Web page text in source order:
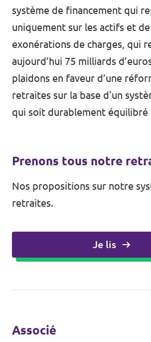
système de financement qui
uniquement sur les actifs et
exonérations de charges, qui
aujourd’hui 75 milliards
plaidons en faveur d’une
retraites sur la base d'un
qui soit durablement équilibré
Prenons tous notre
Nos propositions sur notre
retraites.
Je lis
Associé